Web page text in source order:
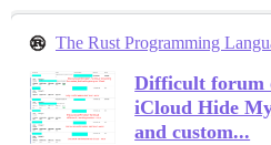
The Rust Programming
Difficult forum
iCloud Hide
and custom...